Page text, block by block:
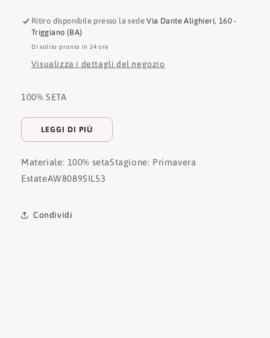
Ritiro disponibile presso la sedeVia Dante Alighieri, 160 -
Triggiano (BA)
Di solito pronto in 24 ore
Visualizza i dettagli del negozio
100% SETA
LEGGI DI PIÙ
Materiale: 100% setaStagione: Primavera
EstateAW8089SIL53
Condividi